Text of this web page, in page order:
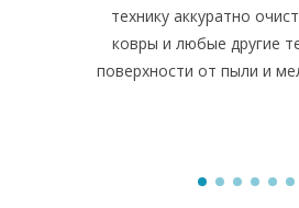
технику аккуратно
ковры и любые другие
поверхности от пыли и